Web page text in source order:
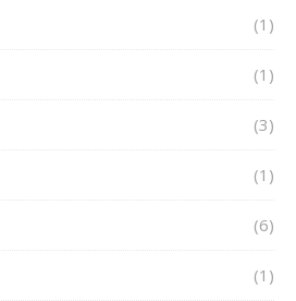
(1)
(1)
(3)
(1)
(6)
(1)